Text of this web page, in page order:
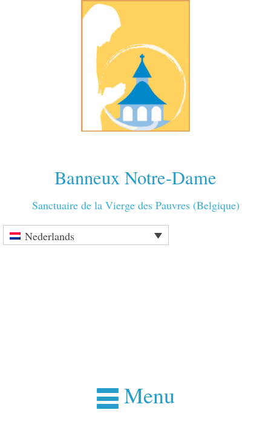
Banneux Notre-Dame
Sanctuaire de la Vierge des Pauvres (Belgique)
Nederlands
Menu